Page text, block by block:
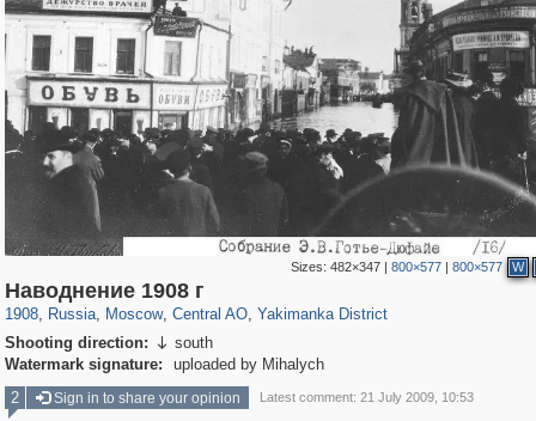
Sizes:482×347 |800×577 |800×577 W
Наводнение 1908 г
1908, Russia
1,405,779 29,243
, Moscow
319,716 8,286
, Central AO
159,930 5,916
, Yakimanka District
Shooting direction:  south
Watermark signature:
uploaded by Mihalych
2
Sign in to share your opinion Latest comment: 21 July 2009, 10:53